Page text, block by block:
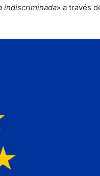
indiscriminada» a través